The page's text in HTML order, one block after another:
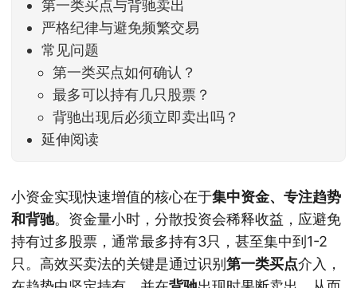
第一类买点与背驰卖出
严格纪律与避免频繁交易
常见问题
第一类买点如何确认？
最多可以持有几只股票？
背驰出现后必须立即卖出吗？
延伸阅读
小资金实现快速增值的核心在于集中资金、专注趋势
和背驰。资金量小时，分散投资会稀释收益，应避免
持有过多股票，通常最多持有3只，甚至集中到1-2
只。高效买卖法的关键是通过识别第一类买点介入，